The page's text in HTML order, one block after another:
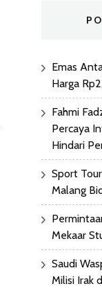
Emas
Harga
Fahmi
Percaya
Hindari
Sport
Malang
Mekaar
Saudi
Milisi Irak